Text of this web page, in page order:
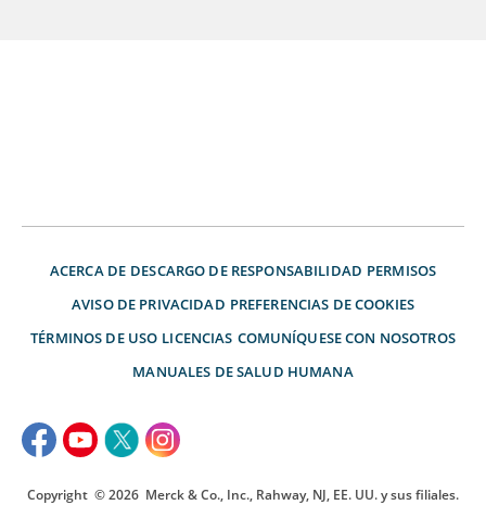
ACERCA DE DESCARGO DE RESPONSABILIDAD PERMISOS
AVISO DE PRIVACIDAD PREFERENCIAS DE COOKIES
TÉRMINOS DE USO LICENCIAS COMUNÍQUESE CON NOSOTROS
MANUALES DE SALUD HUMANA
Copyright © 2026 Merck & Co., Inc., Rahway, NJ, EE. UU. y sus filiales.